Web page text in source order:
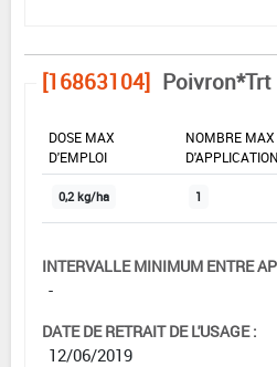
[16863104] Poivron*Trt
DOSE MAX
D'EMPLOI
NOMBRE MAX
D'APPLICATION
0,2 kg/ha 1
INTERVALLE MINIMUM ENTRE
-
DATE DE RETRAIT DE L'USAGE :
12/06/2019